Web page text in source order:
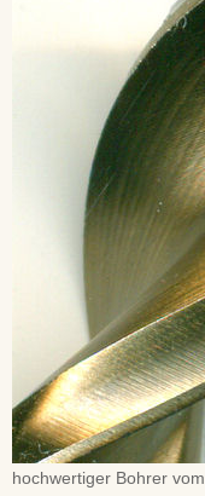
hochwertiger Bohrer vom